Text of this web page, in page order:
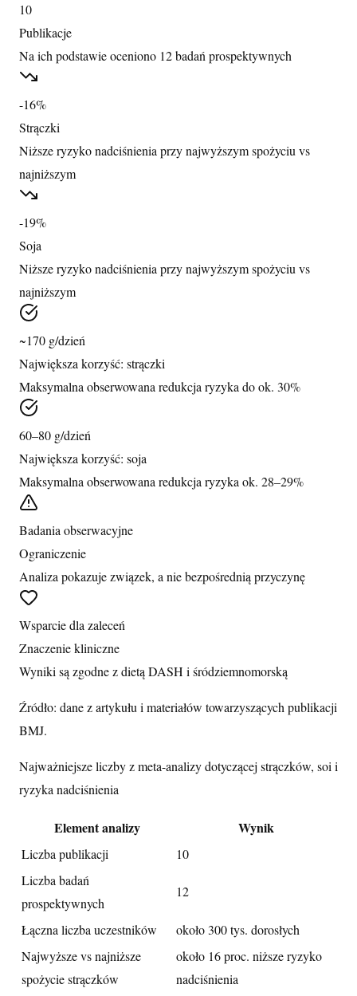
10
Publikacje
Na ich podstawie oceniono 12 badań prospektywnych
-16%
Strączki
Niższe ryzyko nadciśnienia przy najwyższym spożyciu vs
najniższym
-19%
Soja
Niższe ryzyko nadciśnienia przy najwyższym spożyciu vs
najniższym
~170 g/dzień
Największa korzyść: strączki
Maksymalna obserwowana redukcja ryzyka do ok. 30%
60–80 g/dzień
Największa korzyść: soja
Maksymalna obserwowana redukcja ryzyka ok. 28–29%
Badania obserwacyjne
Ograniczenie
Analiza pokazuje związek, a nie bezpośrednią przyczynę
Wsparcie dla zaleceń
Znaczenie kliniczne
Wyniki są zgodne z dietą DASH i śródziemnomorską
Źródło: dane z artykułu i materiałów towarzyszących publikacji
BMJ.
Najważniejsze liczby z meta-analizy dotyczącej strączków, soi i
ryzyka nadciśnienia
Element analizy Wynik
Liczba publikacji
10
Liczba badań
prospektywnych
12
Łączna liczba uczestników
około 300 tys. dorosłych
Najwyższe vs najniższe
spożycie strączków
około 16 proc. niższe ryzyko
nadciśnienia